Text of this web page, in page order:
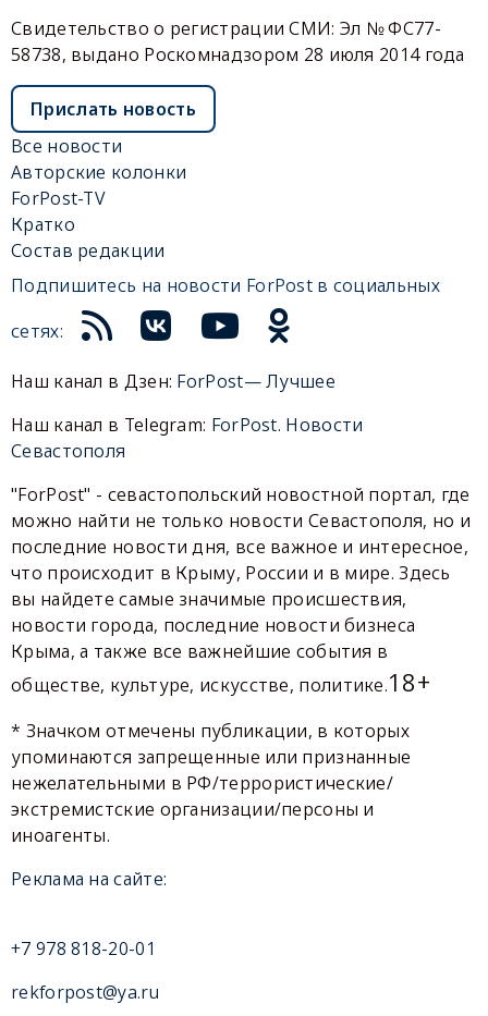
Свидетельство о регистрации СМИ: Эл № ФС77-
58738, выдано Роскомнадзором 28 июля 2014 года
Прислать новость
Все новости
Авторские колонки
ForPost-TV
Кратко
Состав редакции
Подпишитесь на новости ForPost в социальных
сетях:
Наш канал в Дзен: ForPost— Лучшее
Наш канал в Telegram: ForPost. Новости
Севастополя
"ForPost" - севастопольский новостной портал, где
можно найти не только новости Севастополя, но и
последние новости дня, все важное и интересное,
что происходит в Крыму, России и в мире. Здесь
вы найдете самые значимые происшествия,
новости города, последние новости бизнеса
Крыма, а также все важнейшие события в
обществе, культуре, искусстве, политике.18+
* Значком отмечены публикации, в которых
упоминаются запрещенные или признанные
нежелательными в РФ/террористические/
экстремистские организации/персоны и
иноагенты.
Реклама на сайте:
+7 978 818-20-01
rekforpost@ya.ru